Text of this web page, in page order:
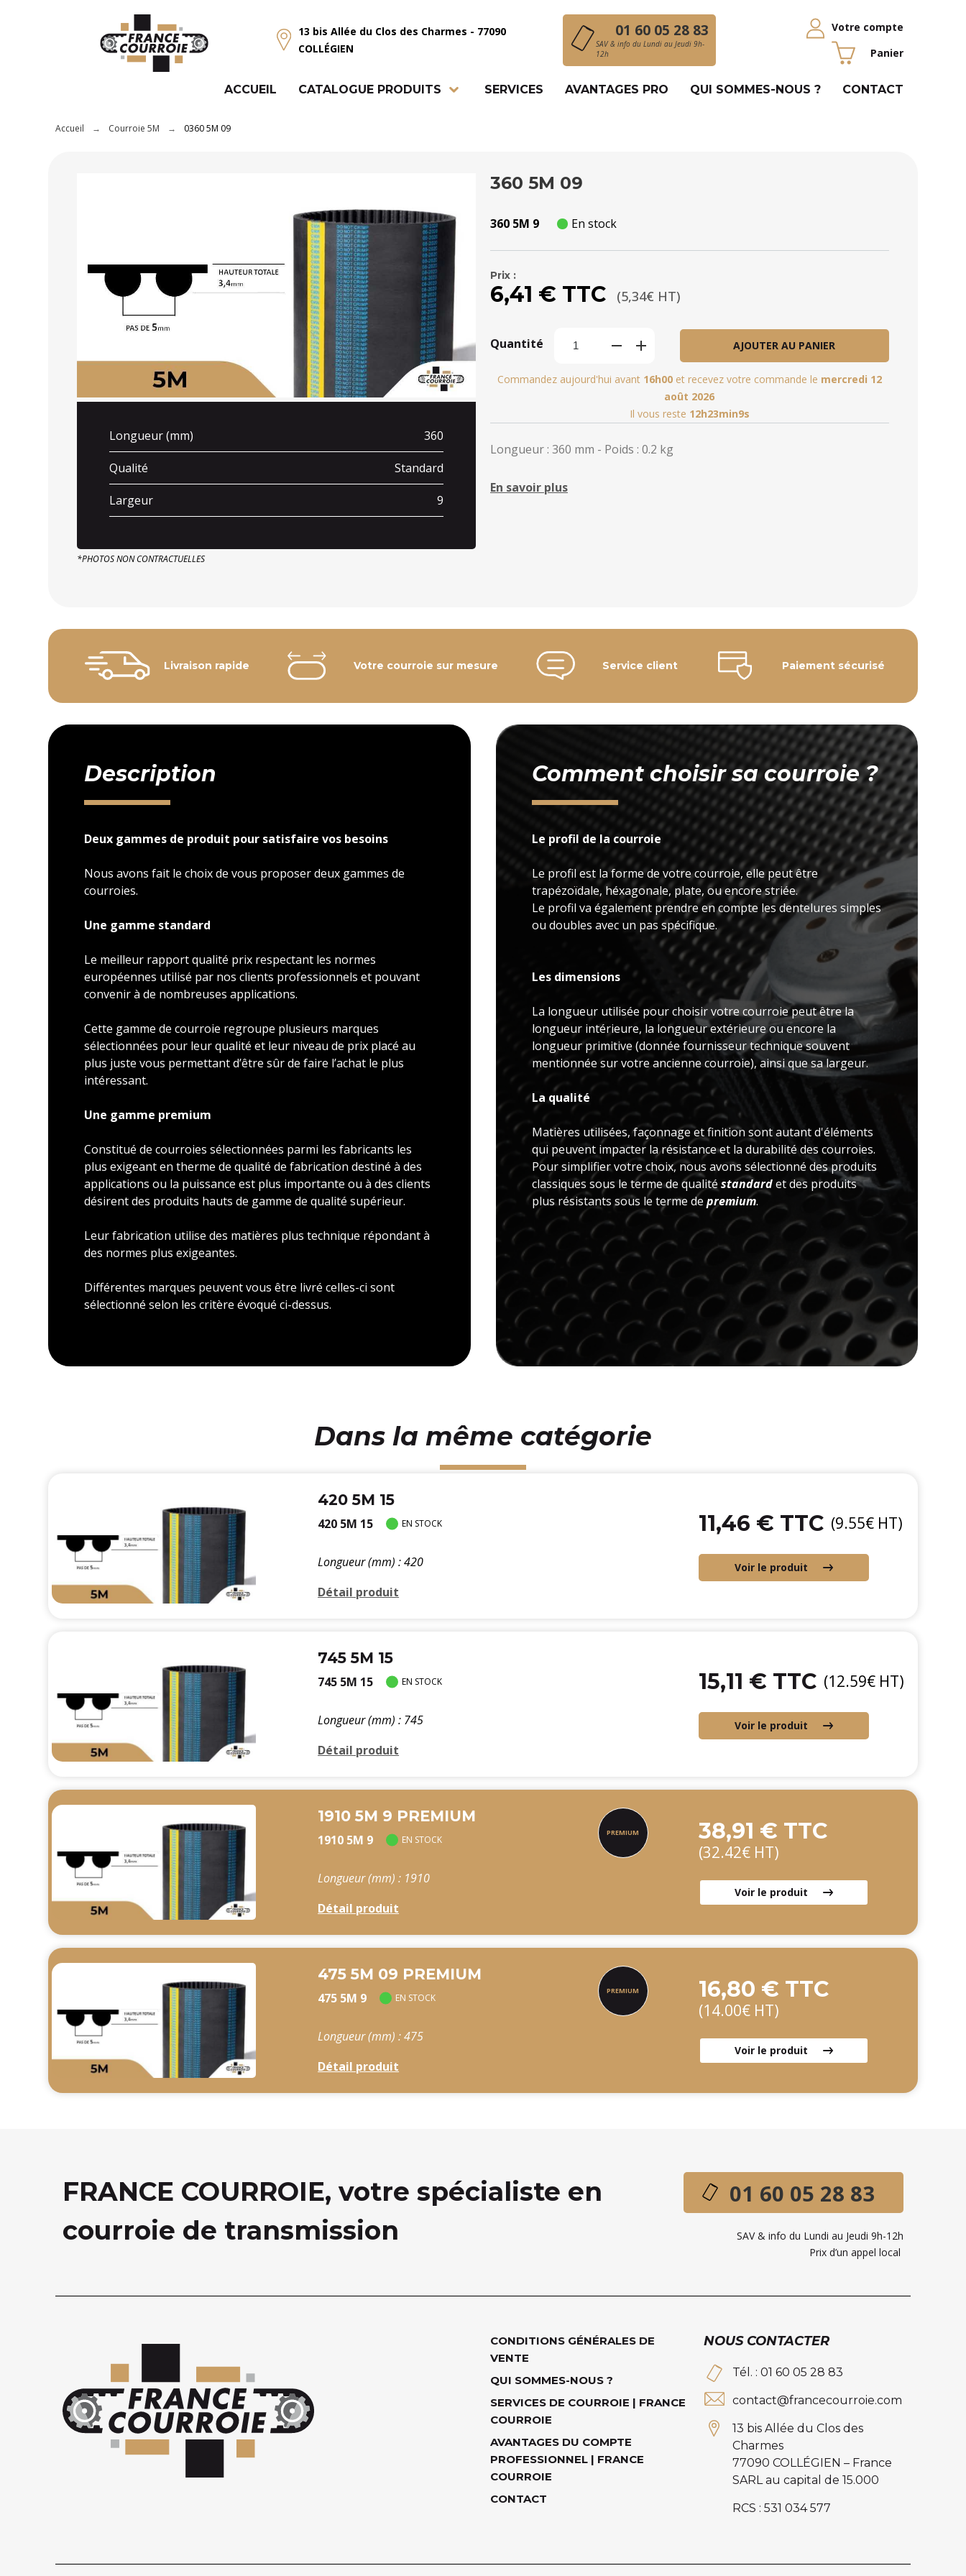
13 bis Allée du Clos des Charmes - 77090
COLLÉGIEN
01 60 05 28 83
SAV & info du Lundi au Jeudi 9h-
12h
Votre compte
Panier
ACCUEIL CATALOGUE PRODUITS SERVICES AVANTAGES PRO QUI SOMMES-NOUS ? CONTACT
Accueil Courroie 5M 0360 5M 09
Longueur (mm) 360
Qualité Standard
Largeur 9
*PHOTOS NON CONTRACTUELLES
360 5M 09
360 5M 9 En stock
Prix :
6,41 € TTC (5,34€ HT)
Quantité AJOUTER AU PANIER
Commandez aujourd'hui avant 16h00et recevez votre commande le mercredi 12
août 2026
Il vous reste 12h23min8s
Longueur : 360 mm - Poids : 0.2 kg
En savoir plus
Livraison rapide Votre courroie sur mesure Service client Paiement sécurisé
Description
Deux gammes de produit pour satisfaire vos besoins
Nous avons fait le choix de vous proposer deux gammes de
courroies.
Une gamme standard
Le meilleur rapport qualité prix respectant les normes
européennes utilisé par nos clients professionnels et pouvant
convenir à de nombreuses applications.
Cette gamme de courroie regroupe plusieurs marques
sélectionnées pour leur qualité et leur niveau de prix placé au
plus juste vous permettant d’être sûr de faire l’achat le plus
intéressant.
Une gamme premium
Constitué de courroies sélectionnées parmi les fabricants les
plus exigeant en therme de qualité de fabrication destiné à des
applications ou la puissance est plus importante ou à des clients
désirent des produits hauts de gamme de qualité supérieur.
Leur fabrication utilise des matières plus technique répondant à
des normes plus exigeantes.
Différentes marques peuvent vous être livré celles-ci sont
sélectionné selon les critère évoqué ci-dessus.
Comment choisir sa courroie ?
Le profil de la courroie
Le profil est la forme de votre courroie, elle peut être
trapézoïdale, héxagonale, plate, ou encore striée.
Le profil va également prendre en compte les dentelures simples
ou doubles avec un pas spécifique.
Les dimensions
La longueur utilisée pour choisir votre courroie peut être la
longueur intérieure, la longueur extérieure ou encore la
longueur primitive (donnée fournisseur technique souvent
mentionnée sur votre ancienne courroie), ainsi que sa largeur.
La qualité
Matières utilisées, façonnage et finition sont autant d'éléments
qui peuvent impacter la résistance et la durabilité des courroies.
Pour simplifier votre choix, nous avons sélectionné des produits
classiques sous le terme de qualité standardet des produits
plus résistants sous le terme de premium.
Dans la même catégorie
420 5M 15
420 5M 15 EN STOCK
Longueur (mm) : 420
Détail produit
11,46 € TTC (9.55€ HT)
Voir le produit
745 5M 15
745 5M 15 EN STOCK
Longueur (mm) : 745
Détail produit
15,11 € TTC (12.59€ HT)
Voir le produit
1910 5M 9 PREMIUM
1910 5M 9 EN STOCK
Longueur (mm) : 1910
Détail produit
38,91 € TTC
(32.42€ HT)
Voir le produit
475 5M 09 PREMIUM
475 5M 9 EN STOCK
Longueur (mm) : 475
Détail produit
16,80 € TTC
(14.00€ HT)
Voir le produit
FRANCE COURROIE, votre spécialiste en
courroie de transmission
01 60 05 28 83
SAV & info du Lundi au Jeudi 9h-12h
Prix d’un appel local
CONDITIONS GÉNÉRALES DE
VENTE
QUI SOMMES-NOUS ?
SERVICES DE COURROIE | FRANCE
COURROIE
AVANTAGES DU COMPTE
PROFESSIONNEL | FRANCE
COURROIE
CONTACT
NOUS CONTACTER
Tél. : 01 60 05 28 83
contact@francecourroie.com
13 bis Allée du Clos des
Charmes
77090 COLLÉGIEN – France
SARL au capital de 15.000
RCS : 531 034 577